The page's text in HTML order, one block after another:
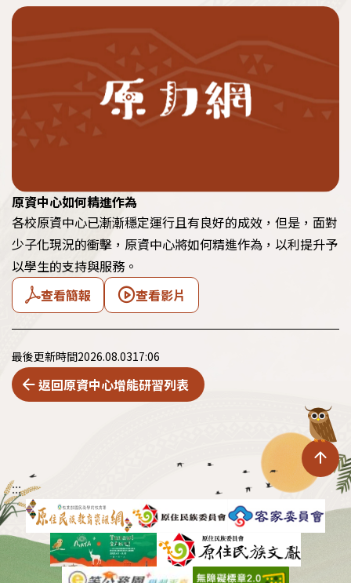
原資中心如何精進作為
各校原資中心已漸漸穩定運行且有良好的成效，但是，面對
少子化現況的衝擊，原資中心將如何精進作為，以利提升予
以學生的支持與服務。
查看簡報
查看影片
最後更新時間2026.08.0317:06
返回原資中心增能研習列表
回
頁
面
:::